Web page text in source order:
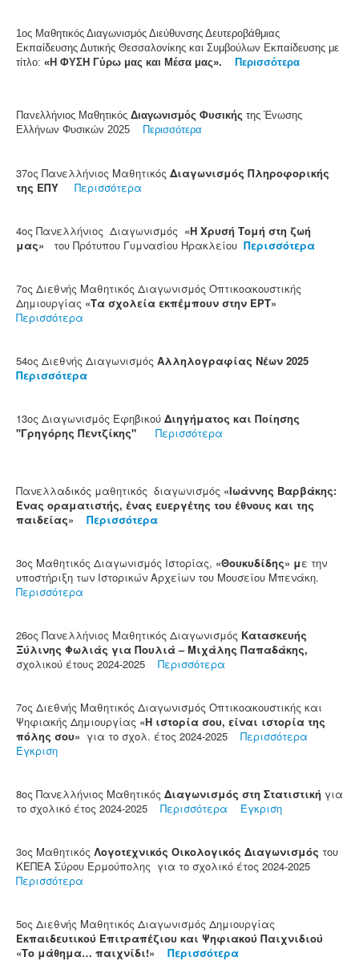
1ος Μαθητικός Διαγωνισμός Διεύθυνσης Δευτεροβάθμιας
Εκπαίδευσης Δυτικής Θεσσαλονίκης και Συμβούλων Εκπαίδευσης με
τίτλο: «Η ΦΥΣΗ Γύρω μας και Μέσα μας». Περισσότερα
Πανελλήνιος Μαθητικός Διαγωνισμός Φυσικής της Ένωσης
Ελλήνων Φυσικών 2025
Περισσότερα
37ος Πανελλήνιος Μαθητικός Διαγωνισμός Πληροφορικής
της ΕΠΥ Περισσότερα
4ος Πανελλήνιος Διαγωνισμός «Η Χρυσή Τομή στη ζωή
μας» του Πρότυπου Γυμνασίου Ηρακλείου Περισσότερα
7ος Διεθνής Μαθητικός Διαγωνισμός Οπτικοακουστικής
Δημιουργίας «Τα σχολεία εκπέμπουν στην ΕΡΤ»
Περισσότερα
54ος Διεθνής Διαγωνισμός Αλληλογραφίας Νέων 2025
Περισσότερα
13ος Διαγωνισμός Εφηβικού Διηγήματος και Ποίησης
"Γρηγόρης Πεντζίκης"
Περισσότερα
Πανελλαδικός μαθητικός διαγωνισμός «Ιωάννης Βαρβάκης:
Ένας οραματιστής, ένας ευεργέτης του έθνους και της
παιδείας» Περισσότερα
3ος Μαθητικός Διαγωνισμός Ιστορίας, «Θουκυδίδης» με την
υποστήριξη των Ιστορικών Αρχείων του Μουσείου Μπενάκη.
Περισσότερα
26ος Πανελλήνιος Μαθητικός Διαγωνισμός Κατασκευής
Ξύλινης Φωλιάς για Πουλιά – Μιχάλης Παπαδάκης,
σχολικού έτους 2024-2025 Περισσότερα
7ος Διεθνής Μαθητικός Διαγωνισμός Οπτικοακουστικής και
Ψηφιακής Δημιουργίας «Η ιστορία σου, είναι ιστορία της
πόλης σου» για το σχολ. έτος 2024-2025 Περισσότερα
Έγκριση
8ος Πανελλήνιος Μαθητικός Διαγωνισμός στη Στατιστική για
το σχολικό έτος 2024-2025 Περισσότερα Έγκριση
3ος Μαθητικός Λογοτεχνικός Οικολογικός Διαγωνισμός του
ΚΕΠΕΑ Σύρου Ερμούπολης για το σχολικό έτος 2024-2025
Περισσότερα
5ος Διεθνής Μαθητικός Διαγωνισμός Δημιουργίας
Εκπαιδευτικού Επιτραπέζιου και Ψηφιακού Παιχνιδιού
«Το μάθημα… παιχνίδι!» Περισσότερα